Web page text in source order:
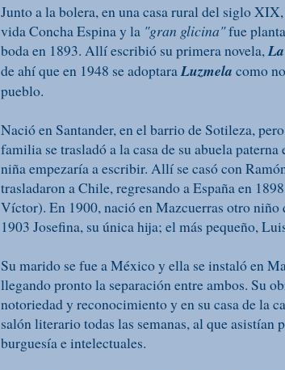
Junto a la bolera, en una casa rural del siglo
vida Concha Espina y la "gran glicina"fue
boda en 1893. Allí escribió su primera novela,
de ahí que en 1948 se adoptara Luzmela como
pueblo.
Nació en Santander, en el barrio de Sotileza,
familia se trasladó a la casa de su abuela
niña empezaría a escribir. Allí se casó con
trasladaron a Chile, regresando a España en
Víctor). En 1900, nació en Mazcuerras otro
1903 Josefina, su única hija; el más pequeño,
Su marido se fue a México y ella se instaló en
llegando pronto la separación entre ambos. Su
notoriedad y reconocimiento y en su casa de la
salón literario todas las semanas, al que asistían
burguesía e intelectuales.